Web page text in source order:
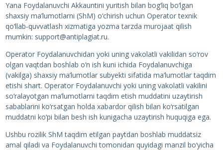
Yana Foydalanuvchi Akkauntini yuritish bilan bog‘liq bo‘lgan
shaxsiy ma’lumotlarni (ShM) o‘chirish uchun Operator texnik
qo‘llab-quvvatlash xizmatiga yozma tarzda murojaat qilish
mumkin: support@antiplagiat.ru.
Operator Foydalanuvchidan yoki uning vakolatli vakilidan so‘rov
olgan vaqtdan boshlab o‘n ish kuni ichida Foydalanuvchiga
(vakilga) shaxsiy ma’lumotlar subyekti sifatida ma’lumotlar taqdim
etishi shart. Operator Foydalanuvchi yoki uning vakolatli vakilini
so‘ralayotgan ma’lumotlarni taqdim etish muddatini uzaytirish
sabablarini ko‘rsatgan holda xabardor qilish bilan ko‘rsatilgan
muddatni ko‘pi bilan besh ish kunigacha uzaytirish huquqiga ega.
Ushbu rozilik ShM taqdim etilgan paytdan boshlab muddatsiz
amal qiladi va Foydalanuvchi tomonidan quyidagi manzil bo‘yicha